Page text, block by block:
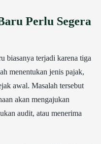
Perlu Segera
biasanya terjadi karena tiga
menentukan jenis pajak,
awal. Masalah tersebut
akan mengajukan
audit, atau menerima